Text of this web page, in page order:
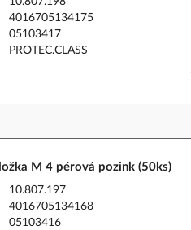
4016705134175
05103417
PROTEC.CLASS
M 4 pérová pozink (50ks)
10.807.197
4016705134168
05103416